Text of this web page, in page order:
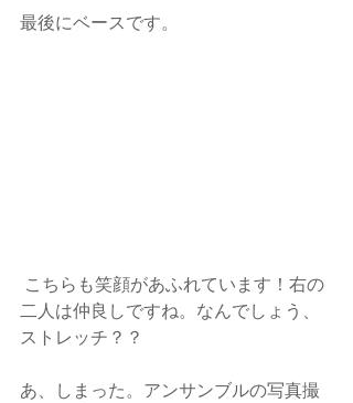
最後にベースです。
二人は仲良しですね。なんでしょう、
ストレッチ？？
あ、しまった。アンサンブルの写真撮